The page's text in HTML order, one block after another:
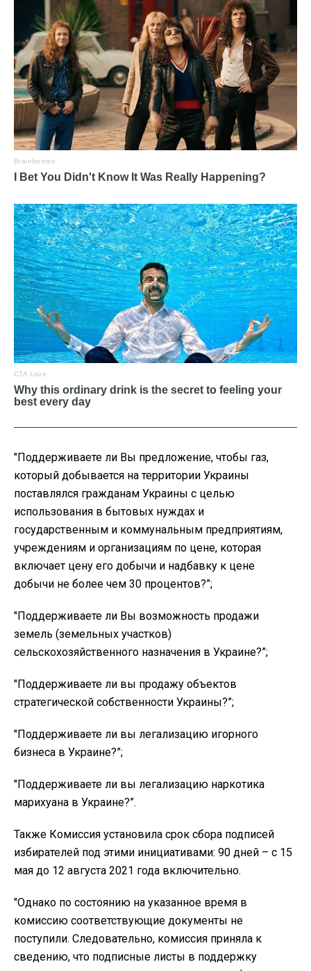
"Поддерживаете ли Вы предложение, чтобы газ,
который добывается на территории Украины
поставлялся гражданам Украины с целью
использования в бытовых нуждах и
государственным и коммунальным предприятиям,
учреждениям и организациям по цене, которая
включает цену его добычи и надбавку к цене
добычи не более чем 30 процентов?”;
"Поддерживаете ли Вы возможность продажи
земель (земельных участков)
сельскохозяйственного назначения в Украине?”;
"Поддерживаете ли вы продажу объектов
стратегической собственности Украины?”;
"Поддерживаете ли вы легализацию игорного
бизнеса в Украине?”;
"Поддерживаете ли вы легализацию наркотика
марихуана в Украине?”.
Также Комиссия установила срок сбора подписей
избирателей под этими инициативами: 90 дней – с 15
мая до 12 августа 2021 года включительно.
"Однако по состоянию на указанное время в
комиссию соответствующие документы не
поступили. Следовательно, комиссия приняла к
сведению, что подписные листы в поддержку